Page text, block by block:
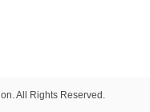
All Rights Reserved.